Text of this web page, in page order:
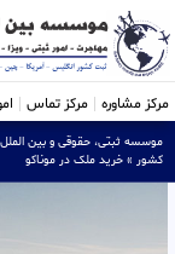
مرکز مشاوره مرکز تماس
موسسه ثبتی، حقوقی و بین الملل Sabtta
کشور » خرید ملک در موناکو